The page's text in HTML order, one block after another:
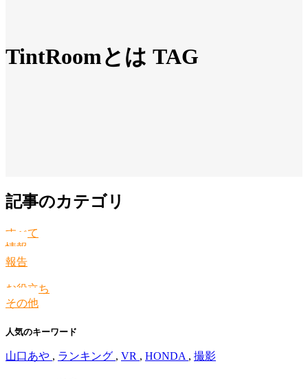
TintRoomとは TAG
記事のカテゴリ
すべて
情報
報告
お役立ち
その他
人気のキーワード
山口あや , ランキング , VR , HONDA , 撮影